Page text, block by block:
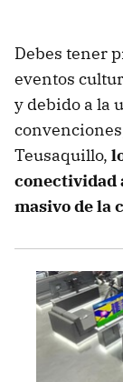
Debes tener
eventos
y debido a la
Teusaquillo,
conectividad
masivo de la